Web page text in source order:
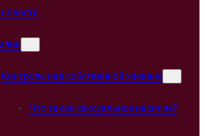
Контроль над собственной жизнью
Что такое сексуальное насилие?